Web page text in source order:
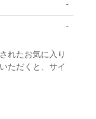
-
-
れたお気に入り
ただくと、サイ